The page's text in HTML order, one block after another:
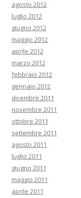
agosto 2012
luglio 2012
giugno 2012
maggio 2012
aprile 2012
marzo 2012
febbraio 2012
gennaio 2012
dicembre 2011
novembre 2011
ottobre 2011
settembre 2011
agosto 2011
luglio 2011
giugno 2011
maggio 2011
aprile 2011